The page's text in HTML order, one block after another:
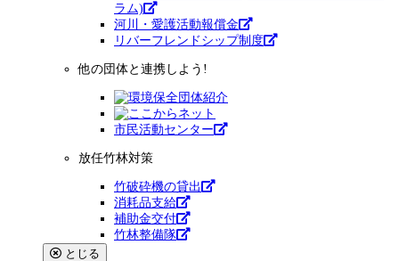
ラム)
河川・愛護活動報償金
リバーフレンドシップ制度
他の団体と連携しよう!
市⺠活動センター
放任竹林対策
竹破砕機の貸出
消耗品支給
補助金交付
竹林整備隊
とじる